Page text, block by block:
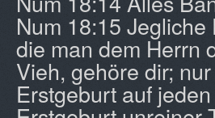
Num 18:15
die man dem Herrn
Vieh, gehöre dir;
Erstgeburt auf